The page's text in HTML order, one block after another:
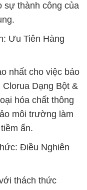
sự thành công của
Ưu Tiên Hàng
nhất cho việc bảo
Dạng Bột &
hóa chất thông
môi trường làm
ẩn.
Điều Nghiên
thách thức